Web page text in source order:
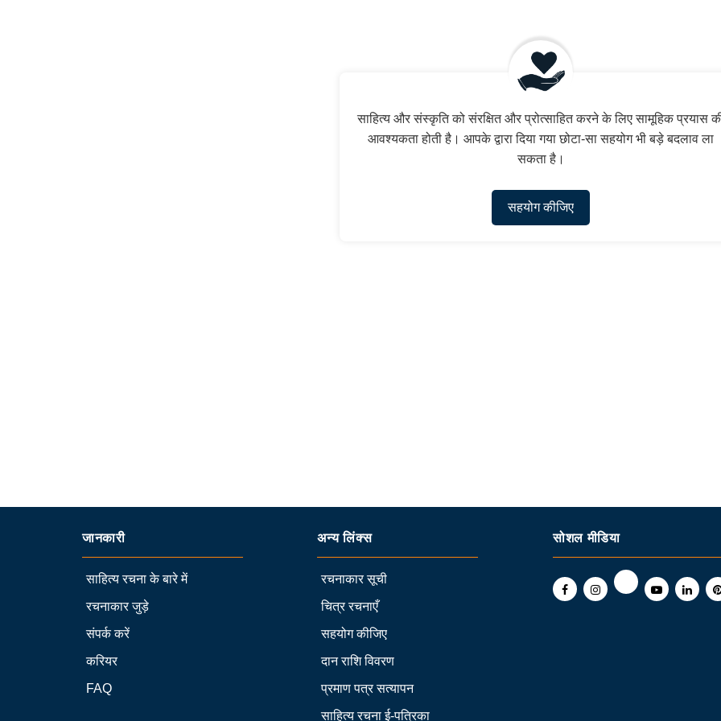
साहित्य और संस्कृति को संरक्षित और प्रोत्साहित करने के लिए सामूहिक प्रयास
आवश्यकता होती है। आपके द्वारा दिया गया छोटा-सा सहयोग भी बड़े बदलाव ला
सकता है।
सहयोग कीजिए
जानकारी
साहित्य रचना के बारे में
रचनाकार जुड़े
संपर्क करें
करियर
FAQ
अन्य लिंक्स
रचनाकार सूची
चित्र रचनाएँ
सहयोग कीजिए
दान राशि विवरण
प्रमाण पत्र सत्यापन
साहित्य रचना ई-पत्रिका
सोशल मीडिया